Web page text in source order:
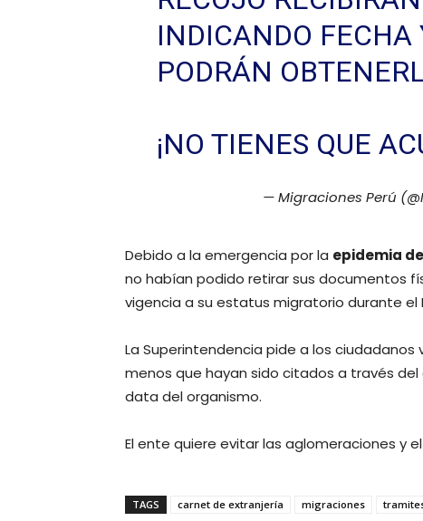
INDICANDO FECHA
PODRÁN
¡NO TIENES QUE
— Migraciones Perú
Debido a la emergencia por la epidemia
no habían podido retirar sus documentos
vigencia a su estatus migratorio durante el
La Superintendencia pide a los
menos que hayan sido citados a través
data del organismo.
El ente quiere evitar las aglomeraciones y
TAGS carnet de extranjería migraciones